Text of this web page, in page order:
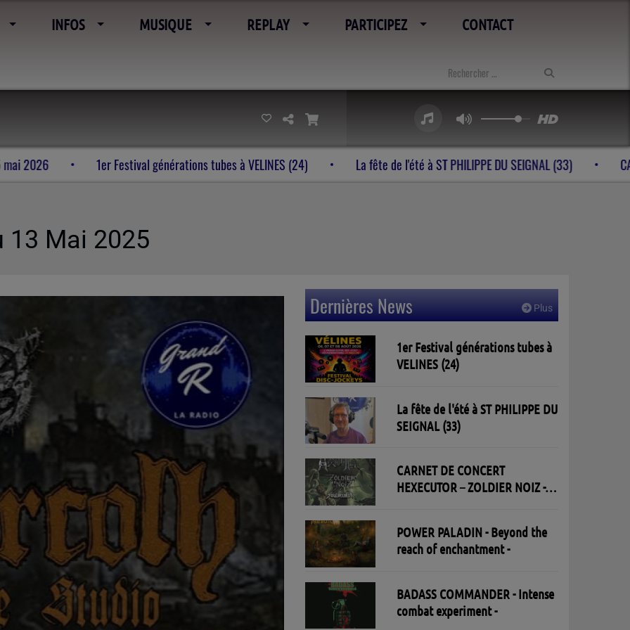
INFOS MUSIQUE REPLAY PARTICIPEZ CONTACT
l’imaginaire 23-24-25 mai 2026 1er Festival générations tubes à VELINES (24) La fête de l'été à ST PHILIPPE DU
13 Mai 2025
Plus
Dernières News
1er Festival générations tubes à
VELINES (24)
La fête de l'été à ST PHILIPPE DU
SEIGNAL (33)
CARNET DE CONCERT
HEXECUTOR – ZOLDIER NOIZ -
POWER PALADIN - Beyond the
reach of enchantment -
BADASS COMMANDER - Intense
combat experiment -